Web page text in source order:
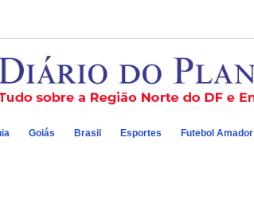
Goiás Brasil Esportes Futebol Amador